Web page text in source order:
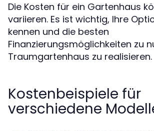
Die Kosten für ein Gartenhaus
variieren. Es ist wichtig, Ihre
kennen und die besten
Finanzierungsmöglichkeiten zu
Traumgartenhaus zu realisieren.
Kostenbeispiele für
verschiedene